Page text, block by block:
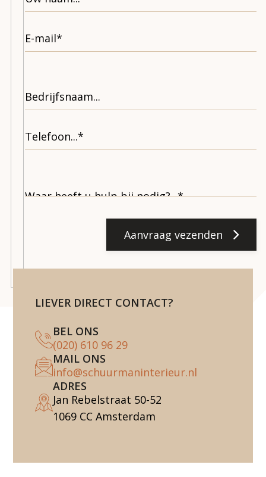
Aanvraag vezenden
LIEVER DIRECT CONTACT?
BEL ONS
(020) 610 96 29
MAIL ONS
info@schuurmaninterieur.nl
ADRES
Jan Rebelstraat 50-52
1069 CC Amsterdam